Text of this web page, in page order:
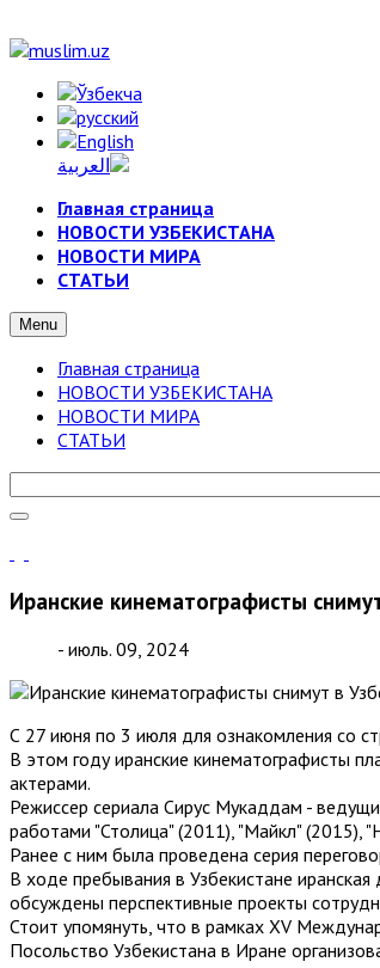
Главная страница
НОВОСТИ УЗБЕКИСТАНА
НОВОСТИ МИРА
СТАТЬИ
Menu
Главная страница
НОВОСТИ УЗБЕКИСТАНА
НОВОСТИ МИРА
СТАТЬИ
Иранские кинематографисты
- июль. 09, 2024
С 27 июня по 3 июля для ознакомления со
В этом году иранские кинематографисты
актерами.
Режиссер сериала Сирус Мукаддам -
работами "Столица" (2011), "Майкл" (2015),
Ранее с ним была проведена серия
В ходе пребывания в Узбекистане
обсуждены перспективные проекты
Стоит упомянуть, что в рамках XV
Посольство Узбекистана в Иране